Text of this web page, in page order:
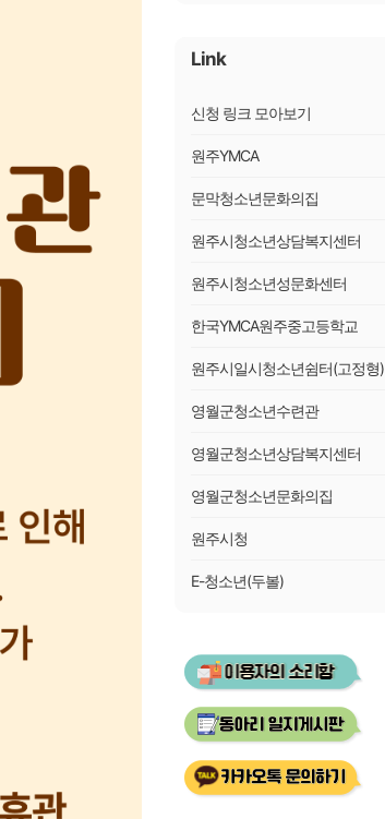
Link
신청 링크 모아보기
원주YMCA
문막청소년문화의집
원주시청소년상담복지센터
원주시청소년성문화센터
한국YMCA원주중고등학교
원주시일시청소년쉼터(고정형)
영월군청소년수련관
영월군청소년상담복지센터
영월군청소년문화의집
원주시청
E-청소년(두볼)